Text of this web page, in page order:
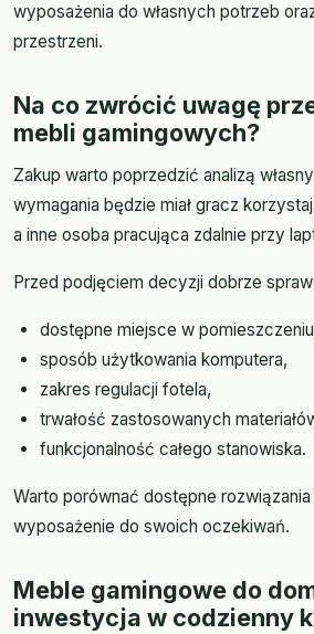
wyposażenia do własnych potrzeb
przestrzeni.
Na co zwrócić uwagę
mebli gamingowych?
Zakup warto poprzedzić analizą
wymagania będzie miał gracz
a inne osoba pracująca zdalnie przy
Przed podjęciem decyzji dobrze
dostępne miejsce w
sposób użytkowania komputera,
zakres regulacji fotela,
trwałość zastosowanych
funkcjonalność całego stanowiska.
Warto porównać dostępne
wyposażenie do swoich oczekiwań.
Meble gamingowe do
inwestycja w codzienny